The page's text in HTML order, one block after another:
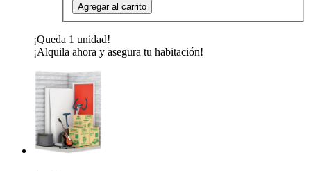
Agregar al carrito
¡Queda 1 unidad!
¡Alquila ahora y asegura tu habitación!